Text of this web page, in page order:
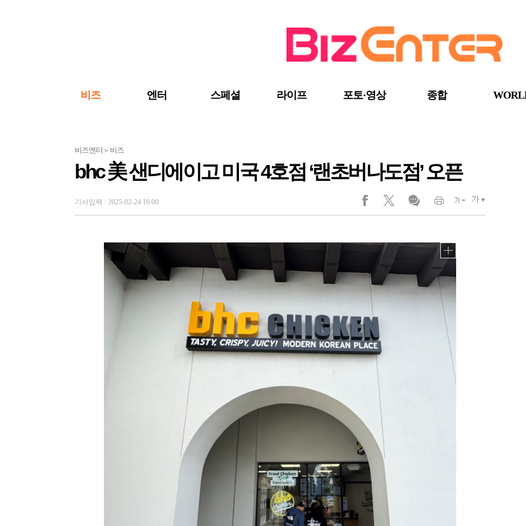
비즈 엔터 스페셜 라이프 포토·영상 종합
비즈엔터 > 비즈
bhc 美 샌디에이고 미국 4호점 ‘랜초버나도점’ 오픈
기사입력 : 2025-02-24 16:00